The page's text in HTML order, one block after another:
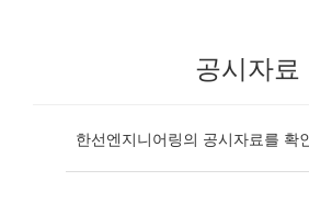
공시자료
한선엔지니어링의 공시자료를 확